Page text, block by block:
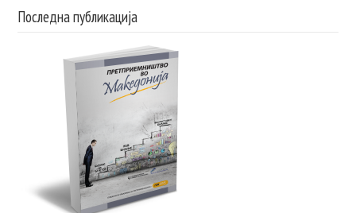
Последна публикација